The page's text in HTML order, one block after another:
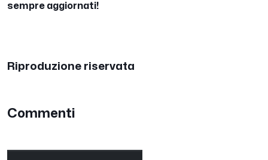
sempre aggiornati!
Riproduzione riservata
Commenti